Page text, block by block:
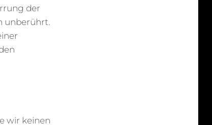
der
unberührt.
wir keinen